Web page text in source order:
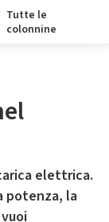
Tutte le
colonnine
elettrica.
potenza, la